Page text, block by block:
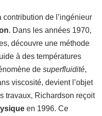
contribution de l’ingénieur
. Dans les années 1970,
découvre une méthode
à des températures
de superfluidité,
viscosité, devient l’objet
travaux, Richardson reçoit
en 1996. Ce